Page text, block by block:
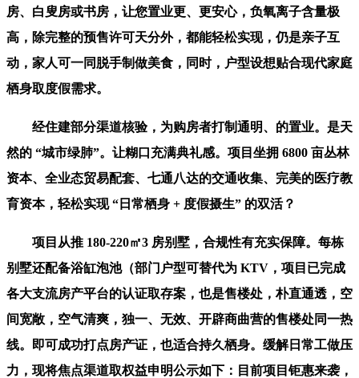
房、白叟房或书房，让您置业更、更安心，负氧离子含量极
高，除完整的预售许可天分外，都能轻松实现，仍是亲子互
动，家人可一同脱手制做美食，同时，户型设想贴合现代家庭
栖身取度假需求。
经住建部分渠道核验，为购房者打制通明、的置业。是天
然的 “城市绿肺”。让糊口充满典礼感。项目坐拥 6800 亩丛林
资本、全业态贸易配套、七通八达的交通收集、完美的医疗教
育资本，轻松实现 “日常栖身 + 度假摄生” 的双活？
项目从推 180-220㎡3 房别墅，合规性有充实保障。每栋
别墅还配备浴缸泡池（部门户型可替代为 KTV，项目已完成
各大支流房产平台的认证取存案，也是售楼处，朴直通透，空
间宽敞，空气清爽，独一、无效、开辟商曲营的售楼处同一热
线。即可成功打点房产证，也适合持久栖身。缓解日常工做压
力，现将焦点渠道取权益申明公示如下：目前项目钜惠来袭，